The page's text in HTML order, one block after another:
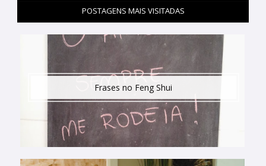
POSTAGENS MAIS VISITADAS
Frases no Feng Shui